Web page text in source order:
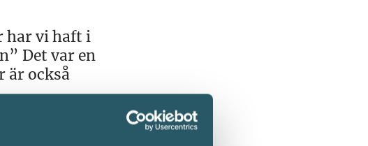
har vi haft i
Det var en
är också